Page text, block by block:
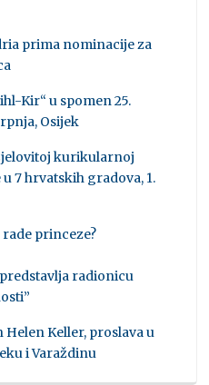
prima nominacije za
Kir“ u spomen 25.
Osijek
kurikularnoj
7 hrvatskih gradova, 1.
rade princeze?
radionicu
Keller, proslava u
i Varaždinu